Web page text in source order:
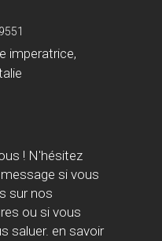
imperatrice,
! N'hésitez
si vous
sur nos
ou si vous
saluer. en savoir